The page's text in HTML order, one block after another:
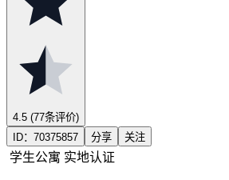
4.5 (77条评价)
ID： 70375857 分享 关注
学生公寓 实地认证